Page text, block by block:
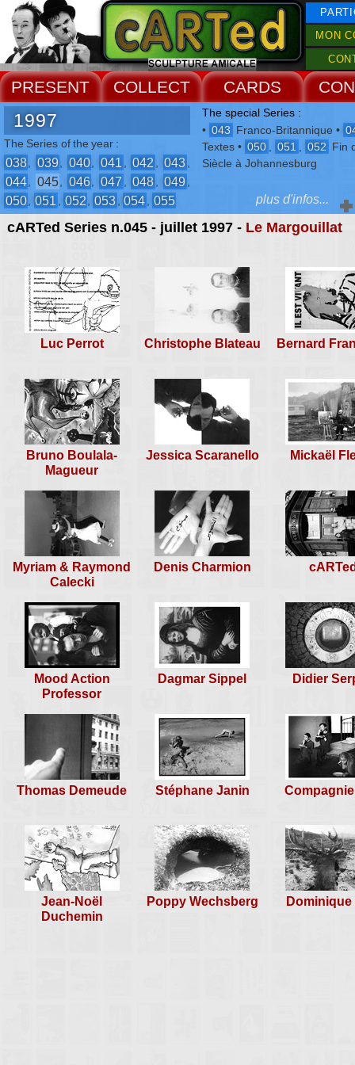
MON
PRESENT COLLECT CARDS
cARTed Series n.045 - juillet 1997 - Le Margouillat
Luc Perrot Christophe Blateau Bernard
Bruno Boulala-
Magueur
Jessica Scaranello Mickaël
Myriam & Raymond
Calecki
Denis Charmion
Mood Action
Professor
Dagmar Sippel Didier
Thomas Demeude Stéphane Janin
Jean-Noël
Duchemin
Poppy Wechsberg Dominique
1997
The Series of the year :
038, 039, 040, 041 , 042 , 043,
044, 045, 046, 047 , 048, 049,
050, 051 , 052, 053, 054, 055
The special Series :
• 043 Franco-Britannique •
Textes • 050 051 052 Fin
Siècle à Johannesburg
Encounters of the year :
Bernouy,Le Pré de Malon
Nantes,Nantes
The Events :
Mois Off de la Photo
Salon du Dur et du Mou
special "O.F.N.I."
2° Biennale du Pré de Malon
1997
plus d'infos...